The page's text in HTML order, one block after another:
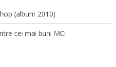
(album 2010)
cei mai buni MCi